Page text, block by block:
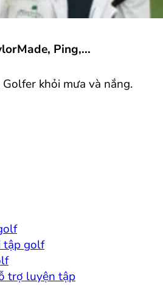
Ping,...
Golfer khỏi mưa và nắng.
tập golf
trợ luyện tập